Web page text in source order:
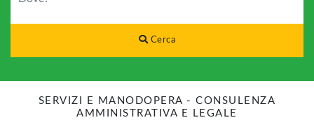
Cerca
SERVIZI E MANODOPERA - CONSULENZA
AMMINISTRATIVA E LEGALE